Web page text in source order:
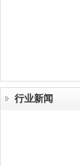
行业新闻